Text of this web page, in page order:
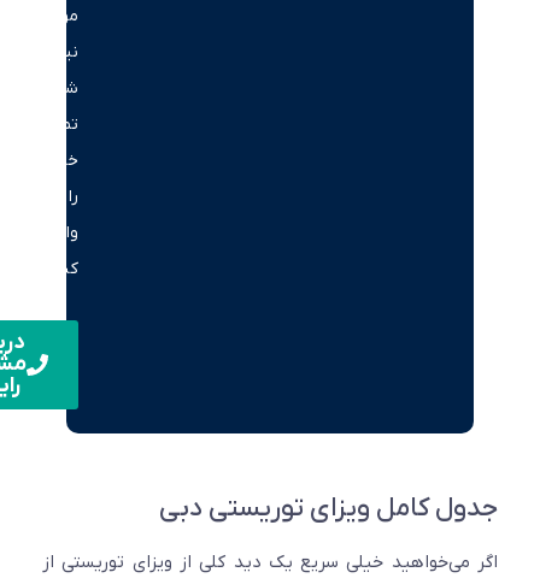
مشاوره
کامل ویزای توریستی دبی
خیلی سریع یک دید کلی از ویزای توریستی از